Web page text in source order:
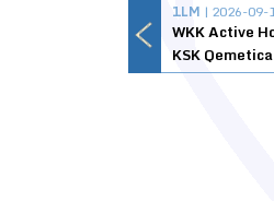
1LM | 2026-09-
WKK Active